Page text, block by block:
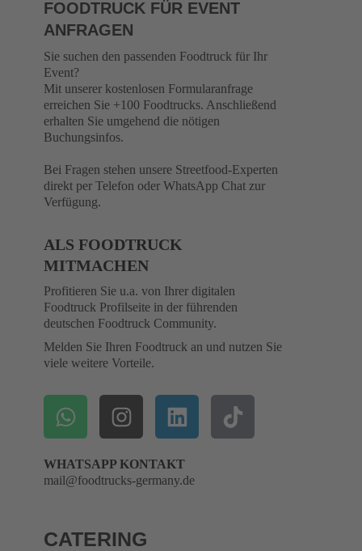
FOODTRUCK FÜR EVENT
ANFRAGEN
Sie suchen den passenden Foodtruck für Ihr
Event?
Mit unserer kostenlosen Formularanfrage
erreichen Sie +100 Foodtrucks. Anschließend
erhalten Sie umgehend die nötigen
Buchungsinfos.
Bei Fragen stehen unsere Streetfood-Experten
direkt per Telefon oder WhatsApp Chat zur
Verfügung.
ALS FOODTRUCK
MITMACHEN
Profitieren Sie u.a. von Ihrer digitalen
Foodtruck Profilseite in der führenden
deutschen Foodtruck Community.
Melden Sie Ihren Foodtruck an und nutzen Sie
viele weitere Vorteile.
WHATSAPP KONTAKT
mail@foodtrucks-germany.de
CATERING